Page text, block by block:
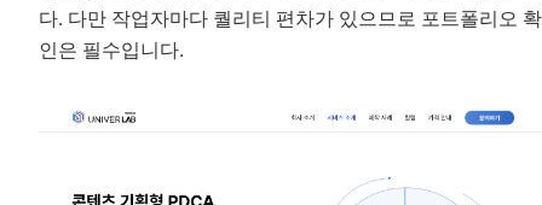
다. 다만 작업자마다 퀄리티 편차가 있으므로 포트폴리오 확
인은 필수입니다.